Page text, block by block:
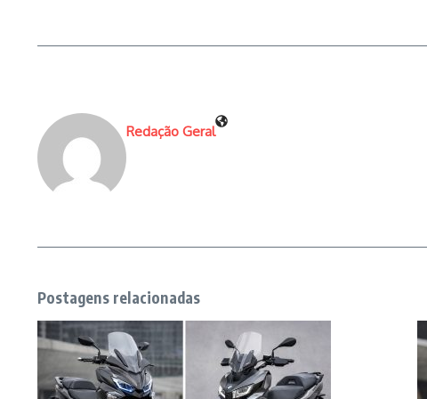
Redação Geral
Postagens relacionadas